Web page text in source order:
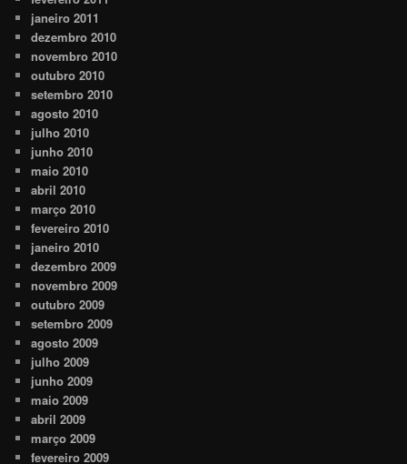
janeiro 2011
dezembro 2010
novembro 2010
outubro 2010
setembro 2010
agosto 2010
julho 2010
junho 2010
maio 2010
abril 2010
março 2010
fevereiro 2010
janeiro 2010
dezembro 2009
novembro 2009
outubro 2009
setembro 2009
agosto 2009
julho 2009
junho 2009
maio 2009
abril 2009
março 2009
fevereiro 2009